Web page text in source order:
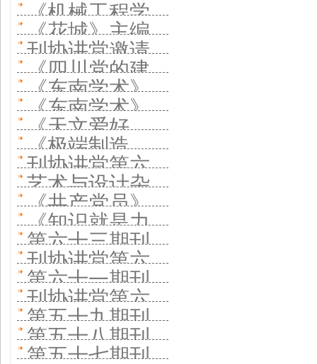
《机械工程学
报》主编走进
刊协讲堂 服务
国家战略建
好“三个团队”
《花城》主编
在刊协讲堂分
享经验 文学期
刊如何紧跟时
代繁荣大众文
学
刊协讲堂邀请
《科幻世界》
分享经验 一本
刊如何变成一
个文化平台
《四川党的建
设》杂志社负
责人在刊协讲
堂分享经验 “三
个”创新推进系
统性变革
《东南学术》
负责人在刊协
讲堂分享经验
搭建多元学术
平台助力青年
学者与编辑
《东南学术》
负责人在刊协
讲堂分享经验
搭建多元学术
平台助力青年
学者与编辑
《天文爱好
者》杂志社社
长在刊协讲堂
分享经验 科普
期刊如何留住
用户
《极端制造
（英文）》：
汇全球智力做
一本好刊
刊协讲堂第六
十七期举行 综
合性英文体育
学术期刊如何
跨学科办刊
艺术与设计杂
志社社长在刊
协讲堂分享 服
务国家发展探
索细分市场
《共产党员》
总编辑在刊协
讲堂分享创新
实践经验 坚持
特色发展 打造
比较优势
《知识就是力
量》主编在刊
协讲堂分享经
验 科普期刊如
何探索科普新
第六十三期刊
协讲堂活动举
行 《中国国家
地理》杂志社
刊协讲堂第六
十二期举行
《能源与环境
材料》主编分
第六十一期刊
协讲堂在京举
办 分享《分子
刊协讲堂第六
十期开讲 上海
第五十九期刊
协讲堂开讲 关
第五十八期刊
第五十七期刊